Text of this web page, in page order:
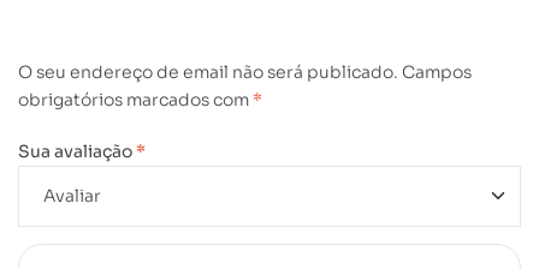
O seu endereço de email não será publicado. Campos
obrigatórios marcados com *
Sua avaliação *